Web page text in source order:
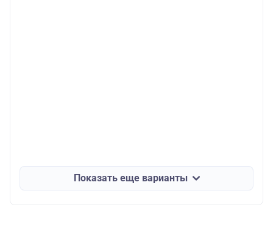
Показать еще варианты